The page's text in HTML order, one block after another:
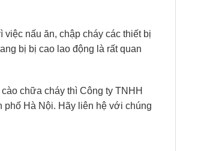
nấu ăn, chập cháy các thiết bị
bị bị cao lao động là rất quan
cào chữa cháy thì Công ty TNHH
phố Hà Nội. Hãy liên hệ với chúng